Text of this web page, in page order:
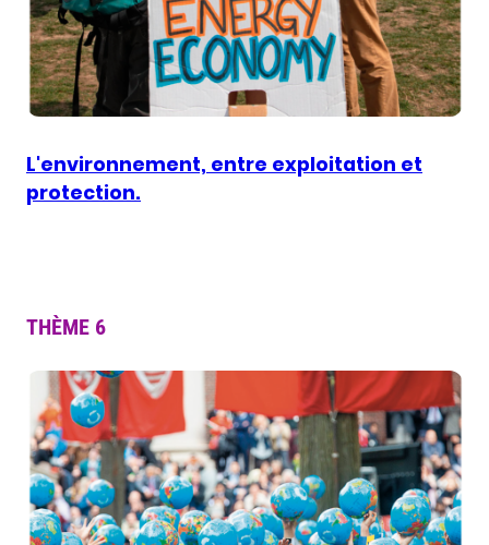
L'environnement, entre exploitation et
protection.
THÈME 6